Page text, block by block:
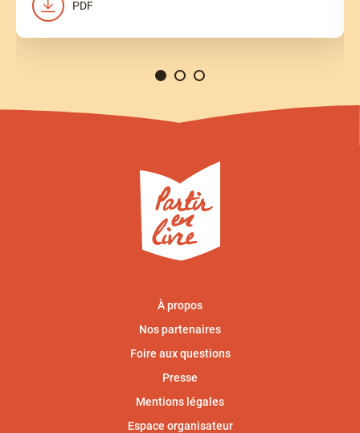
PDF
À propos
Nos partenaires
Foire aux questions
Presse
Mentions légales
Espace organisateur